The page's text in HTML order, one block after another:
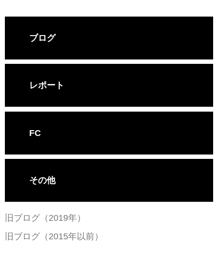
ブログ
レポート
FC
その他
旧ブログ（2019年）
旧ブログ（2015年以前）